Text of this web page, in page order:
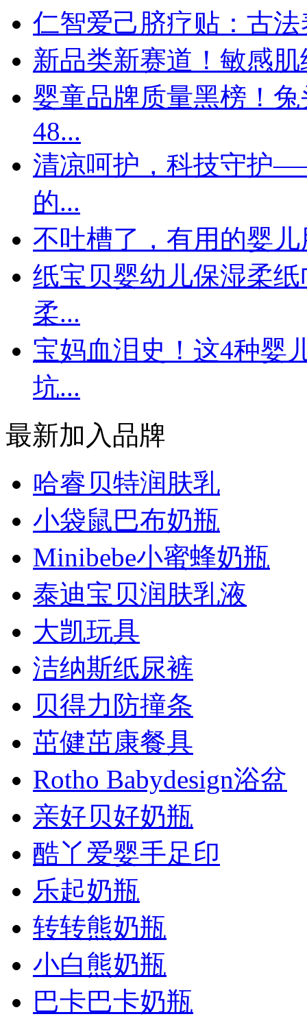
仁智爱己脐疗贴：古
新品类新赛道！敏感
婴童品牌质量黑榜！
48...
清凉呵护，科技守护
的...
不吐槽了，有用的婴
纸宝贝婴幼儿保湿柔
柔...
宝妈血泪史！这4种婴
坑...
最新加入品牌
哈睿贝特润肤乳
小袋鼠巴布奶瓶
Minibebe小蜜蜂奶瓶
泰迪宝贝润肤乳液
大凯玩具
洁纳斯纸尿裤
贝得力防撞条
茁健茁康餐具
Rotho Babydesign浴盆
亲好贝好奶瓶
酷丫爱婴手足印
乐起奶瓶
转转熊奶瓶
小白熊奶瓶
巴卡巴卡奶瓶